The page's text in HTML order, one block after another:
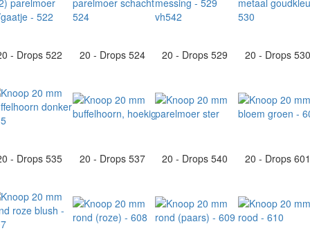
- Drops 522 20 - Drops 524 20 - Drops 529 20 - Drops
- Drops 535 20 - Drops 537 20 - Drops 540 20 - Drops